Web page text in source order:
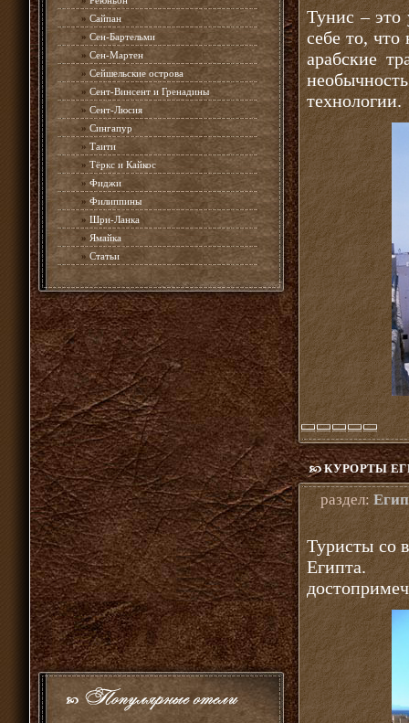
» Сайпан
» Сен-Бартельми
»Сен-Мартен
» Сейшельские острова
» Сент-Винсент и Гренадины
» Сент-Люсия
» Сингапур
» Таити
» Тёркс и Кайкос
» Фиджи
» Филиппины
» Шри-Ланка
» Ямайка
» Статьи
Тунис – это
себе то,
арабские
технологии.
КУРОРТЫ
раздел:
Туристы со
Египта.